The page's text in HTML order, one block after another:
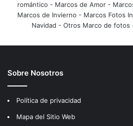
romántico - Marcos de Amor -
Marcos de Invierno - Marcos Fotos
Navidad - Otros Marco de fotos
Sobre Nosotros
Política de privacidad
Mapa del Sitio Web